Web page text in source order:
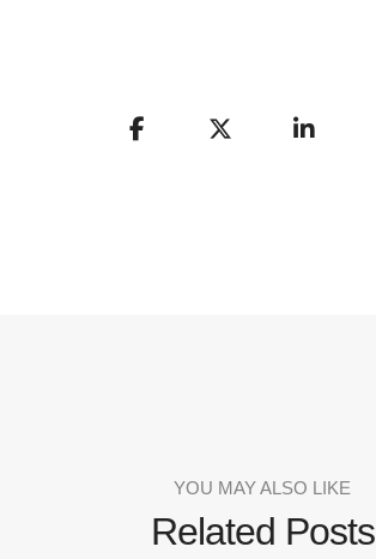
YOU MAY ALSO LIKE
Related Posts